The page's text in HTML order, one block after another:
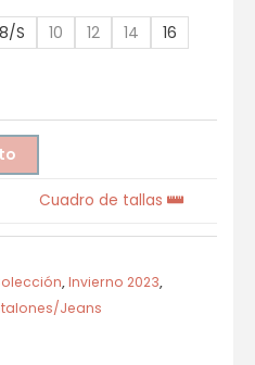
S 10 12 14
16
Cuadro de tallas
,Invierno 2023,
Jeans